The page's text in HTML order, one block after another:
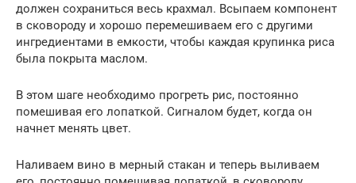
должен сохраниться весь крахмал. Всыпаем компонент
в сковороду и хорошо перемешиваем его с другими
ингредиентами в емкости, чтобы каждая крупинка риса
была покрыта маслом.
В этом шаге необходимо прогреть рис, постоянно
помешивая его лопаткой. Сигналом будет, когда он
начнет менять цвет.
Наливаем вино в мерный стакан и теперь выливаем